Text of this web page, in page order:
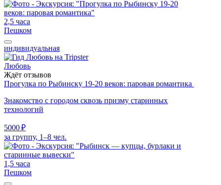
2,5 часа
Пешком
индивидуальная
Любовь
Ждёт отзывов
Прогулка по Рыбинску 19-20 веков: паровая романтика
Знакомство с городом сквозь призму старинных
технологий
5000 ₽
за группу, 1–8 чел.
1,5 часа
Пешком